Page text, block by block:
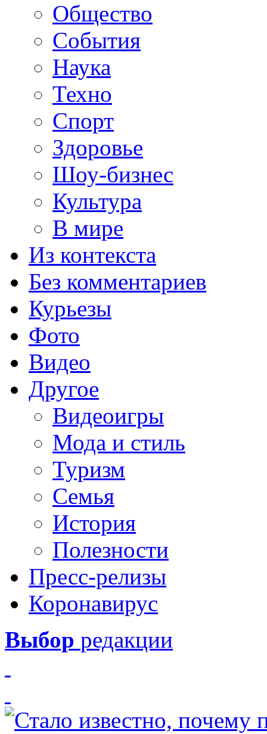
Общество
События
Наука
Техно
Спорт
Здоровье
Шоу-бизнес
Культура
В мире
Из контекста
Без комментариев
Курьезы
Фото
Видео
Другое
Видеоигры
Мода и стиль
Туризм
Семья
История
Полезности
Пресс-релизы
Коронавирус
Выбор редакции